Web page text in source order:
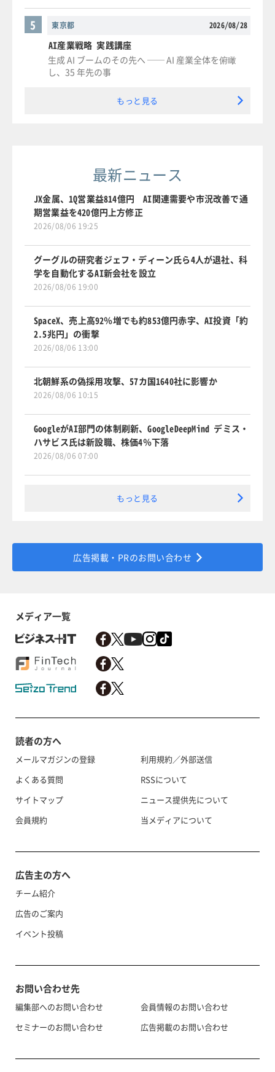
東京都 2026/08/28
5
AI産業戦略 実践講座
生成 AI ブームのその先へ ── AI 産業全体を俯瞰
し、35 年先の事
もっと見る
最新ニュース
JX金属、1Q営業益814億円 AI関連需要や市況改善で通
期営業益を420億円上方修正
2026/08/06 19:25
グーグルの研究者ジェフ・ディーン氏ら4人が退社、科
学を自動化するAI新会社を設立
2026/08/06 19:00
SpaceX、売上高92％増でも約853億円赤字、AI投資「約
2.5兆円」の衝撃
2026/08/06 13:00
北朝鮮系の偽採用攻撃、57カ国1640社に影響か
2026/08/06 10:15
GoogleがAI部門の体制刷新、GoogleDeepMind デミス・
ハサビス氏は新設職、株価4％下落
2026/08/06 07:00
もっと見る
広告掲載・PRのお問い合わせ
メディア一覧
読者の方へ
メールマガジンの登録
よくある質問
サイトマップ
会員規約
利用規約／外部送信
RSSについて
ニュース提供先について
当メディアについて
広告主の方へ
チーム紹介
広告のご案内
イベント投稿
お問い合わせ先
編集部へのお問い合わせ
セミナーのお問い合わせ
会員情報のお問い合わせ
広告掲載のお問い合わせ